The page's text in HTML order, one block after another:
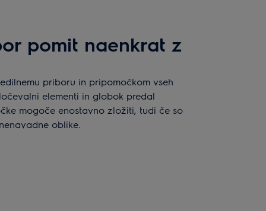
pomit naenkrat z
priboru in pripomočkom vseh
elementi in globok predal
mogoče enostavno zložiti, tudi če so
oblike.